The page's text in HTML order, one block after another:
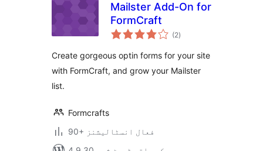
Mailster Add-On for
FormCraft
(2مجموعی
درجہ
)
Create gorgeous optin forms for your site
with FormCraft, and grow your Mailster
list.
Formcrafts
90+ فعال انسٹالیشنز